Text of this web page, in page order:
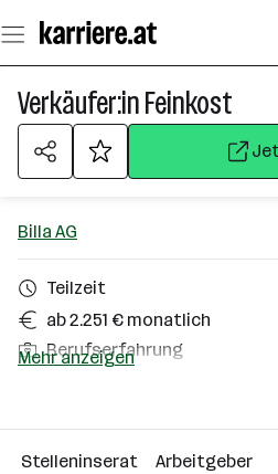
Seiteninhalt
springen
Verkäufer:in Feinkost
Billa AG
Teilzeit
ab 2.251 € monatlich
Berufserfahrung
Über das Unternehmen
Mehr anzeigen
Stelleninserat Arbeitgeber